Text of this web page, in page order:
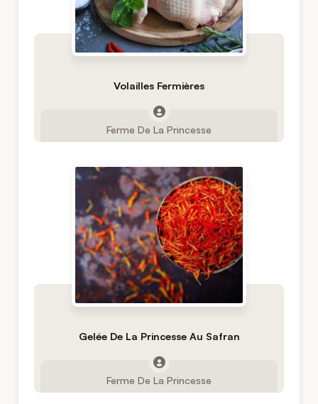
Volailles Fermières
Ferme De La Princesse
Gelée De La Princesse Au Safran
Ferme De La Princesse